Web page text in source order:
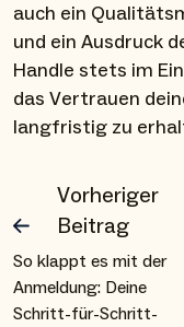
auch ein
und ein Ausdruck
Handle stets im
das Vertrauen
langfristig zu
Vorheriger
Beitrag
So klappt es mit der
Anmeldung: Deine
Schritt-für-Schritt-